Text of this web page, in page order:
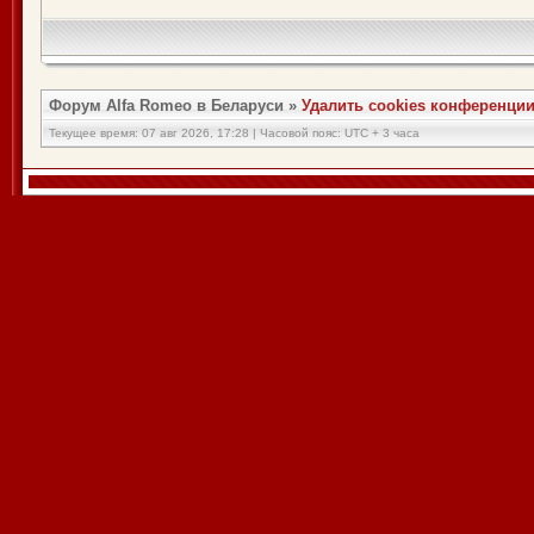
Форум Alfa Romeo в Беларуси » Удалить cookies конференции
Текущее время: 07 авг 2026, 17:28 | Часовой пояс: UTC + 3 часа